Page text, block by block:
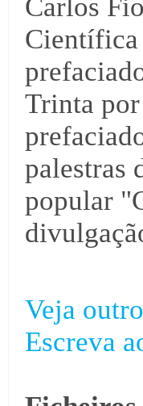
Carlos
Trinta
palestras
popular
Veja
Escreva